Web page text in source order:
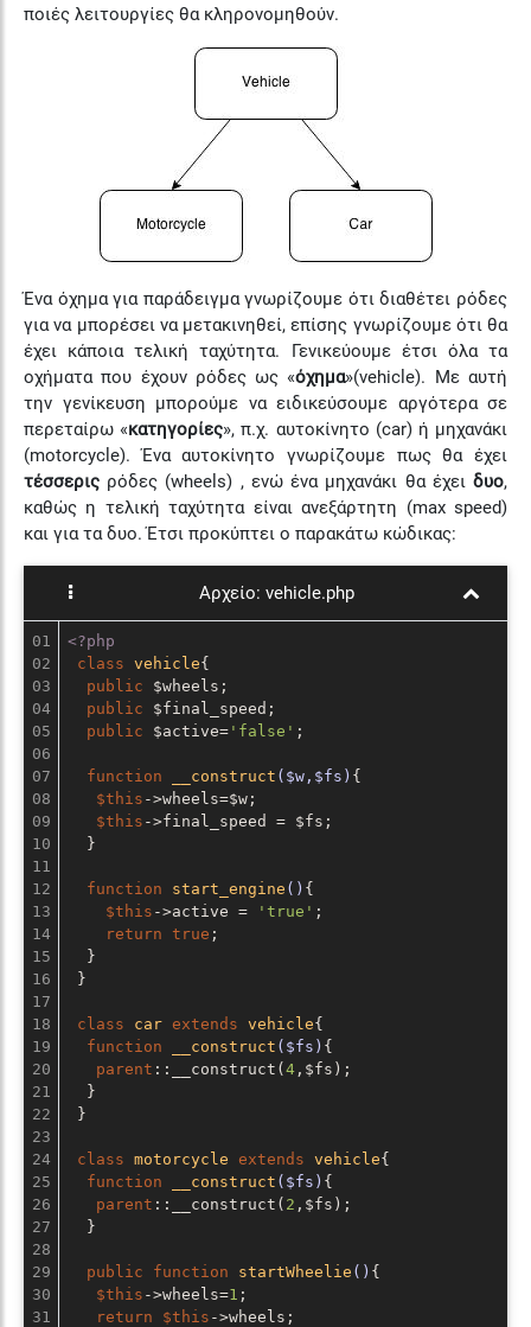
ποιές λειτουργίες θα κληρονομηθούν.
Ένα όχημα για παράδειγμα γνωρίζουμε ότι διαθέτει ρόδες
για να μπορέσει να μετακινηθεί, επίσης γνωρίζουμε ότι θα
έχει κάποια τελική ταχύτητα. Γενικεύουμε έτσι όλα τα
οχήματα που έχουν ρόδες ως «όχημα»(vehicle). Με αυτή
την γενίκευση μπορούμε να ειδικεύσουμε αργότερα σε
περεταίρω «κατηγορίες», π.χ. αυτοκίνητο (car) ή μηχανάκι
(motorcycle). Ένα αυτοκίνητο γνωρίζουμε πως θα έχει
τέσσερις ρόδες (wheels) , ενώ ένα μηχανάκι θα έχει δυο,
καθώς η τελική ταχύτητα είναι ανεξάρτητη (max speed)
και για τα δυο. Έτσι προκύπτει ο παρακάτω κώδικας:
Αρχείο: vehicle.php
01
02
03
04
05
06
07
08
09
10
11
12
13
14
15
16
17
18
19
20
21
22
23
24
25
26
27
28
29
30
31
<?php
class vehicle{
public $wheels;
public $final_speed;
public $active='false' ;
function __construct ($w,$fs) {
$this ->wheels=$w;
$this ->final_speed = $fs;
  }
function start_engine () {
$this ->active = 'true' ;
return true ;
  }
}
class car extends vehicle{
function
__construct ($fs) {
parent ::__construct(4,$fs);
  }
}
class motorcycle extends vehicle{
function
__construct ($fs) {
parent ::__construct( 2 ,$fs);
  }
public function startWheelie () {
$this ->wheels=1 ;
return
$this ->wheels;